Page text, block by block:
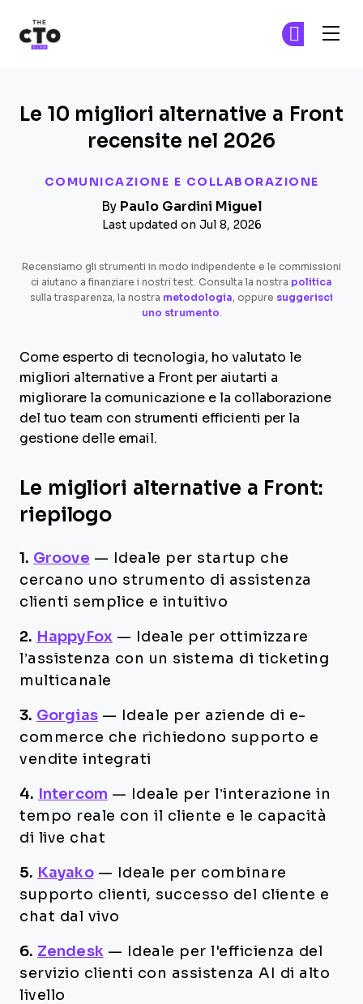
COMUNICAZIONE E COLLABORAZIONE
Le 10 migliori alternative a Front
recensite nel 2026
By Paulo Gardini Miguel
Last updated on Jul 8, 2026
Recensiamo gli strumenti in modo indipendente e le commissioni
ci aiutano a finanziare i nostri test. Consulta la nostra politica
sulla trasparenza, la nostra metodologia, oppure suggerisci
uno strumento.
Come esperto di tecnologia, ho valutato le
migliori alternative a Front per aiutarti a
migliorare la comunicazione e la collaborazione
del tuo team con strumenti efficienti per la
gestione delle email.
Le migliori alternative a Front:
riepilogo
1. Groove —
Ideale per startup che
cercano uno strumento di assistenza
clienti semplice e intuitivo
2. HappyFox —
Ideale per ottimizzare
l’assistenza con un sistema di ticketing
multicanale
3. Gorgias —
Ideale per aziende di e-
commerce che richiedono supporto e
vendite integrati
4. Intercom —
Ideale per l’interazione in
tempo reale con il cliente e le capacità
di live chat
5. Kayako —
Ideale per combinare
supporto clienti, successo del cliente e
chat dal vivo
6. Zendesk —
Ideale per l'efficienza del
servizio clienti con assistenza AI di alto
livello